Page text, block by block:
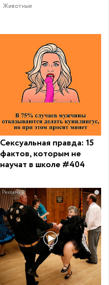
Животные
Сексуальная правда: 15
фактов, которым не
научат в школе #404
i